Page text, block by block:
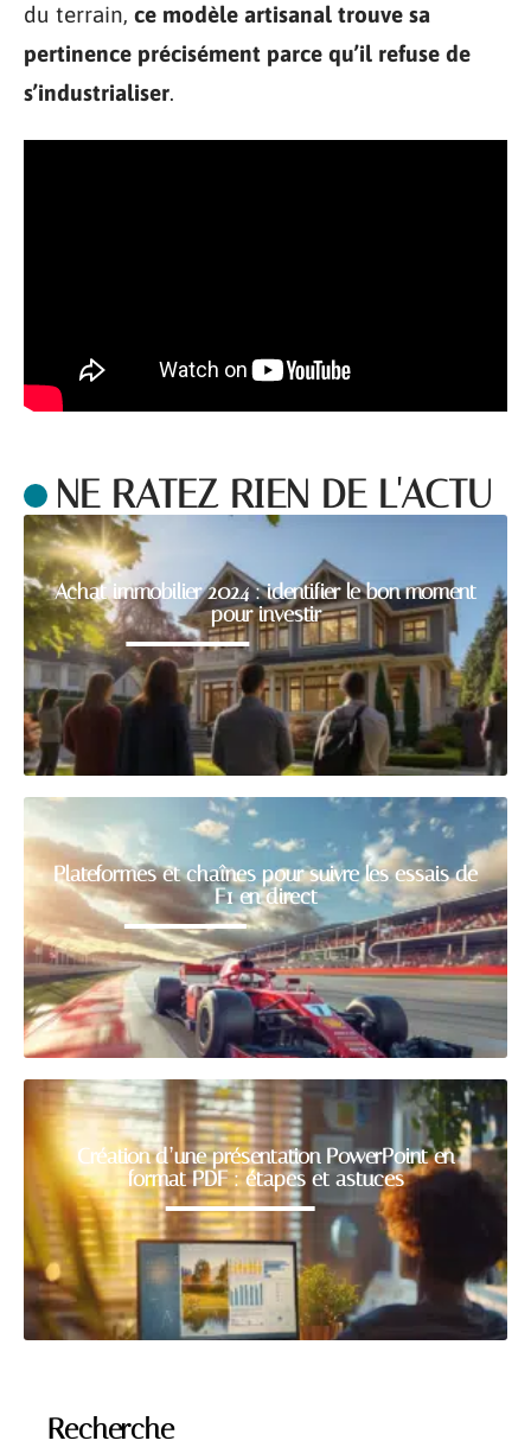
du terrain, ce modèle artisanal trouve sa
pertinence précisément parce qu’il refuse de
s’industrialiser.
NE RATEZ RIEN DE L'ACTU
Achat immobilier 2024 : identifier le bon moment
pour investir
Plateformes et chaînes pour suivre les essais de
F1 en direct
Création d’une présentation PowerPoint en
format PDF : étapes et astuces
Recherche